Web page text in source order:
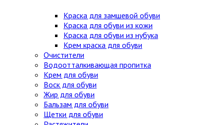
Краска для замшевой обуви
Краска для обуви из кожи
Краска для обуви из нубука
Крем краска для обуви
Очистители
Водоотталкивающая пропитка
Крем для обуви
Воск для обуви
Жир для обуви
Бальзам для обуви
Щетки для обуви